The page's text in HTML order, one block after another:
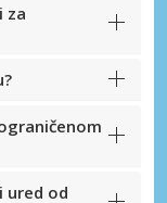
za
ured od